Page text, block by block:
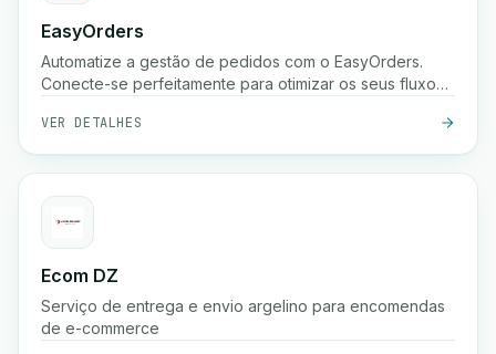
EasyOrders
Automatize a gestão de pedidos com o EasyOrders.
Conecte-se perfeitamente para otimizar os seus fluxos
VER DETALHES
Ecom DZ
Serviço de entrega e envio argelino para encomendas
de e-commerce